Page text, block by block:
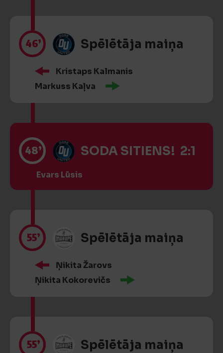
46’ Spēlētāja maiņa
Kristaps Kalmanis
Markuss Kaļva
48’ SODA SITIENS! 2:1
Evars Lūsis
55’ Spēlētāja maiņa
Ņikita Žarovs
Ņikita Kokorevičs
55’ Spēlētāja maiņa